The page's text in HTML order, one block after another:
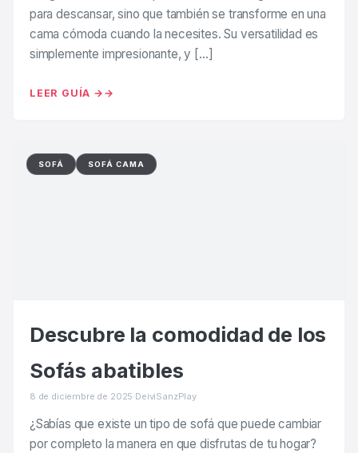
para descansar, sino que también se transforme en una
cama cómoda cuando la necesites. Su versatilidad es
simplemente impresionante, y […]
LEER GUÍA →
SOFÁ SOFÁ CAMA
Descubre la comodidad de los
Sofás abatibles
8 de diciembre de 2025·DeiviSanzPlay
¿Sabías que existe un tipo de sofá que puede cambiar
por completo la manera en que disfrutas de tu hogar?